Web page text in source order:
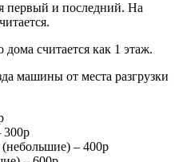
первый и последний. На
считается как 1 этаж.
машины от места разгрузки
– 400р